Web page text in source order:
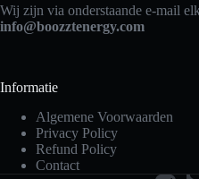
Wij zijn via onderstaande e-mail
info@boozztenergy.com
Informatie
Algemene Voorwaarden
Privacy Policy
Refund Policy
Contact